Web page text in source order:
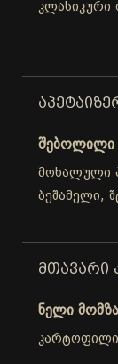
კლასიკური
შებოლილი
მოხალული
ბეშამელი,
ᲛᲗᲐᲕᲐᲠᲘ
ნელი